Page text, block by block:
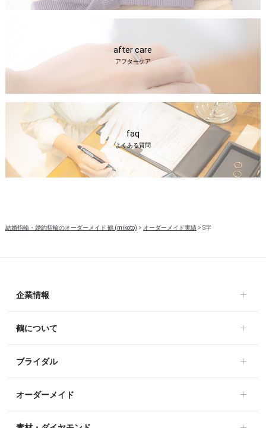
after care
アフターケア
faq
よくある質問
結婚指輪・婚約指輪のオーダーメイド 鶴 (mikoto) > オーダーメイド実績> S字
企業情報
鶴について
ブライダル
オーダーメイド